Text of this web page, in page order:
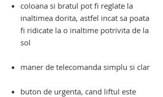
coloana si bratul pot fi reglate la
inaltimea dorita, astfel incat sa poata
fi ridicate la o inaltime potrivita de la
sol
maner de telecomanda simplu si clar
buton de urgenta, cand liftul este